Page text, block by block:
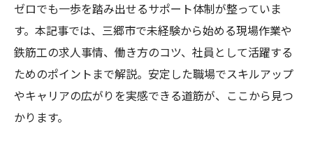
ゼロでも一歩を踏み出せるサポート体制が整っていま
す。本記事では、三郷市で未経験から始める現場作業や
鉄筋工の求人事情、働き方のコツ、社員として活躍する
ためのポイントまで解説。安定した職場でスキルアップ
やキャリアの広がりを実感できる道筋が、ここから見つ
かります。